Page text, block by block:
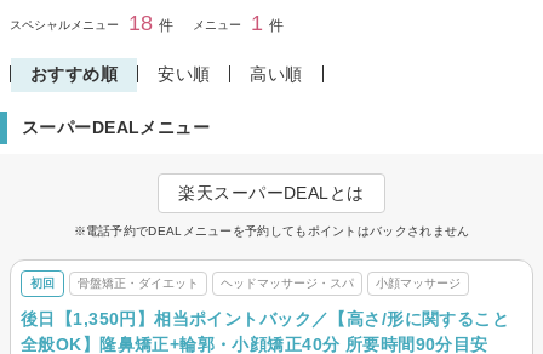
骨盤矯正・ダイエット
閉じる
スペシャルメニュー 18 件 メニュー 1 件
おすすめ順 安い順 高い順
スーパーDEALメニュー
楽天スーパーDEALとは
※電話予約でDEALメニューを予約してもポイントはバックされません
初回 骨盤矯正・ダイエット ヘッドマッサージ・スパ 小顔マッサージ
後日【1,350円】相当ポイントバック／【高さ/形に関すること
全般OK】隆鼻矯正+輪郭・小顔矯正40分 所要時間90分目安